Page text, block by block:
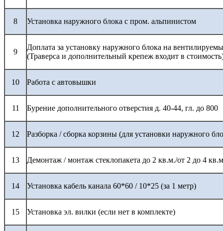
8 Установка наружного блока с пром. альпинистом
9
Доплата за установку наружного блока на
(Траверса и дополнительный крепеж входит в
10 Работа с автовышки
11 Бурение дополнительного отверстия д. 40-44, гл. до 800
12 Разборка / сборка корзины (для установки наружного
13 Демонтаж / монтаж стеклопакета до 2 кв.м./от 2 до 4
14 Установка кабель канала 60*60 / 10*25 (за 1 метр)
15 Установка эл. вилки (если нет в комплекте)